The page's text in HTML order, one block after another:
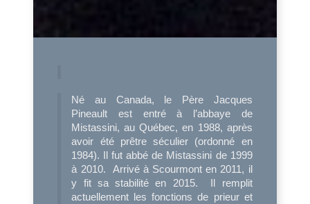
Né au Canada, le Père Jacques
Pineault est entré à l’abbaye de
Mistassini, au Québec, en 1988, après
avoir été prêtre séculier (ordonné en
1984). Il fut abbé de Mistassini de 1999
à 2010. Arrivé à Scourmont en 2011, il
y fit sa stabilité en 2015. Il remplit
actuellement les fonctions de prieur et